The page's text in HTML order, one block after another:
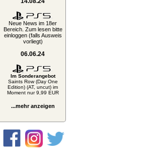
Neue News im 18er
Bereich. Zum lesen bitte
einloggen (falls Ausweis
vorliegt)
06.06.24
Im Sonderangebot
Saints Row (Day One
Edition) (AT, uncut) im
Moment nur 9,99 EUR
...mehr anzeigen